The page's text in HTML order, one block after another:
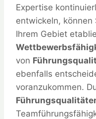
Expertise
entwickeln, können
Ihrem Gebiet
von
ebenfalls
voranzukommen.